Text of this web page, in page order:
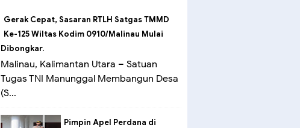
Gerak Cepat, Sasaran RTLH Satgas TMMD
Ke-125 Wiltas Kodim 0910/Malinau Mulai
Dibongkar.
Malinau, Kalimantan Utara – Satuan
Tugas TNI Manunggal Membangun Desa
(S...
Pimpin Apel Perdana di